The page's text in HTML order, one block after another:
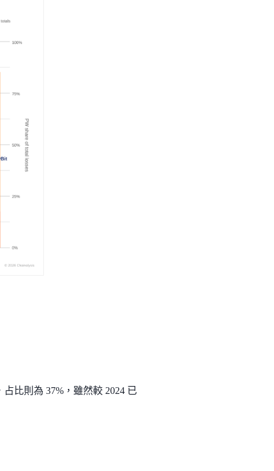
比則為 37%，雖然較 2024 已